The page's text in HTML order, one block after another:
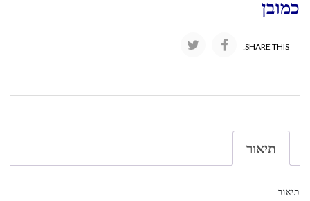
כמובן
SHARE THIS:
תיאור
תיאור